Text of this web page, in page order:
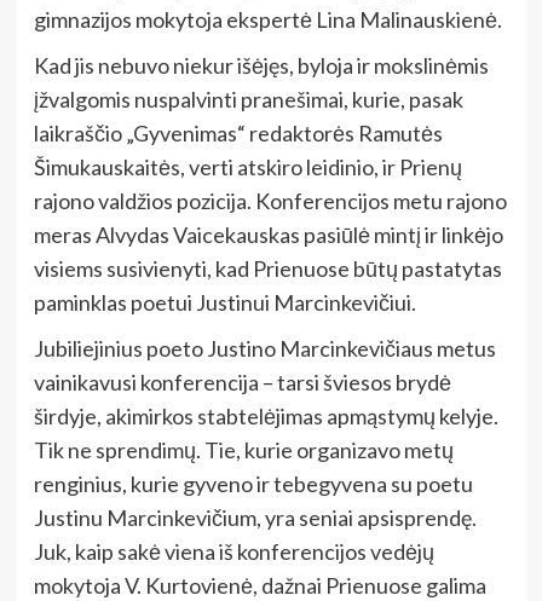
gimnazijos mokytoja ekspertė Lina Malinauskienė.
Kad jis nebuvo niekur išėjęs, byloja ir mokslinėmis
įžvalgomis nuspalvinti pranešimai, kurie, pasak
laikraščio „Gyvenimas“ redaktorės Ramutės
Šimukauskaitės, verti atskiro leidinio, ir Prienų
rajono valdžios pozicija. Konferencijos metu rajono
meras Alvydas Vaicekauskas pasiūlė mintį ir linkėjo
visiems susivienyti, kad Prienuose būtų pastatytas
paminklas poetui Justinui Marcinkevičiui.
Jubiliejinius poeto Justino Marcinkevičiaus metus
vainikavusi konferencija – tarsi šviesos brydė
širdyje, akimirkos stabtelėjimas apmąstymų kelyje.
Tik ne sprendimų. Tie, kurie organizavo metų
renginius, kurie gyveno ir tebegyvena su poetu
Justinu Marcinkevičium, yra seniai apsisprendę.
Juk, kaip sakė viena iš konferencijos vedėjų
mokytoja V. Kurtovienė, dažnai Prienuose galima